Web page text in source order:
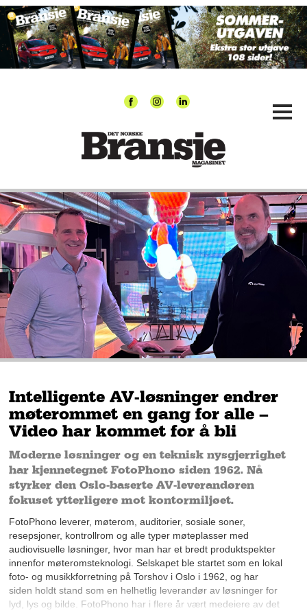
Intelligente AV-løsninger endrer
møterommet en gang for alle –
Video har kommet for å bli
Moderne løsninger og en teknisk nysgjerrighet
har kjennetegnet FotoPhono siden 1962. Nå
styrker den Oslo-baserte AV-leverandøren
fokuset ytterligere mot kontormiljøet.
FotoPhono leverer, møterom, auditorier, sosiale soner,
resepsjoner, kontrollrom og alle typer møteplasser med
audiovisuelle løsninger, hvor man har et bredt produktspekter
innenfor møteromsteknologi. Selskapet ble startet som en lokal
foto- og musikkforretning på Torshov i Oslo i 1962, og har
siden holdt stand som en helhetlig leverandør av løsninger for
lyd, lys og bilde. FotoPhono har i flere år vært medeiere av det